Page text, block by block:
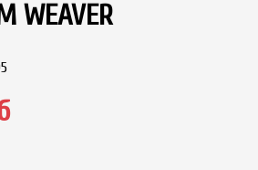
WEAVER